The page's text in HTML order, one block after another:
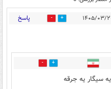
0 پاسخ
0
سیگار یه جرقه